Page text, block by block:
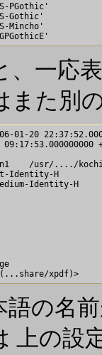
PGothic'
Gothic'
Mincho'
、一応
また別
20
/usr/..../
Light-Identity-H
Medium-
語の名
上の設